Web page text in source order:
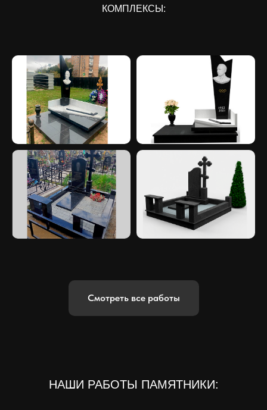
КОМПЛЕКСЫ:
Смотреть все работы
НАШИ РАБОТЫ ПАМЯТНИКИ: